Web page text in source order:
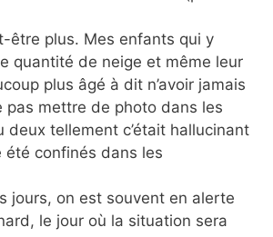
être plus. Mes enfants qui y
quantité de neige et même leur
plus âgé à dit n’avoir jamais
pas mettre de photo dans les
tellement c’était hallucinant
été confinés dans les
jours, on est souvent en alerte
le jour où la situation sera